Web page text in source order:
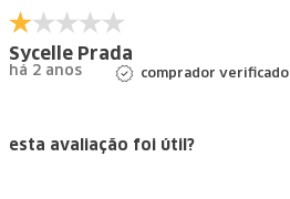
Sycelle Prada
há 2 anos comprador verificado
esta avaliação foi útil?